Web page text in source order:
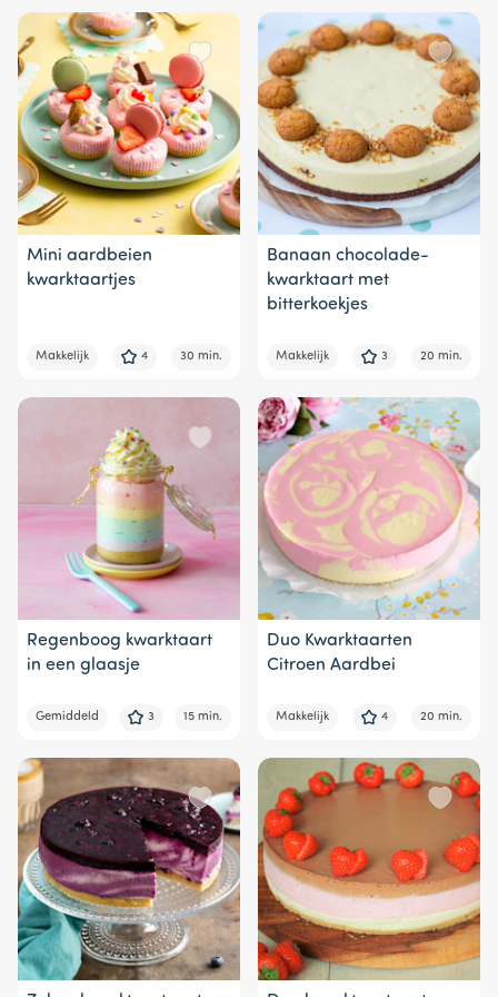
Mini aardbeien
kwarktaartjes
Makkelijk 4 30 min.
Banaan chocolade-
kwarktaart met
bitterkoekjes
Makkelijk 3 20 min.
Regenboog kwarktaart
in een glaasje
Gemiddeld 3 15 min.
Duo Kwarktaarten
Citroen Aardbei
Makkelijk 4 20 min.